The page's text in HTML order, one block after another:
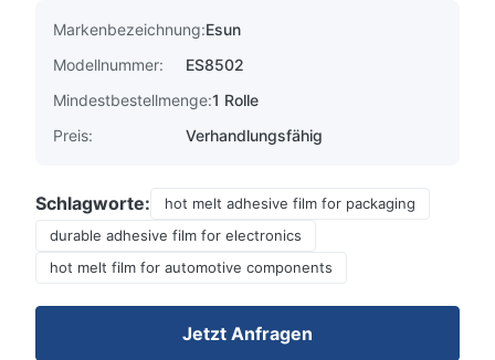
Markenbezeichnung:Esun
Modellnummer:
ES8502
Mindestbestellmenge:1 Rolle
Preis:
Verhandlungsfähig
Schlagworte:
hot melt adhesive film for packaging
durable adhesive film for electronics
hot melt film for automotive components
Jetzt Anfragen